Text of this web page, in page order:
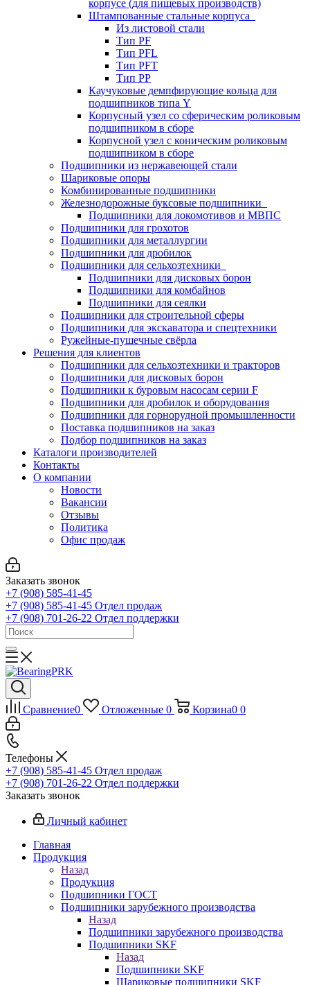
корпусе (для пищевых производств)
Штампованные стальные корпуса
Из листовой стали
Тип PF
Тип PFL
Тип PFT
Тип PP
Каучуковые демпфирующие кольца для
подшипников типа Y
Корпусный узел со сферическим роликовым
подшипником в сборе
Корпусной узел с коническим роликовым
подшипником в сборе
Подшипники из нержавеющей стали
Шариковые опоры
Комбинированные подшипники
Железнодорожные буксовые подшипники
Подшипники для локомотивов и МВПС
Подшипники для грохотов
Подшипники для металлургии
Подшипники для дробилок
Подшипники для сельхозтехники
Подшипники для дисковых борон
Подшипники для комбайнов
Подшипники для сеялки
Подшипники для строительной сферы
Подшипники для экскаватора и спецтехники
Ружейные-пушечные свёрла
Решения для клиентов
Подшипники для сельхозтехники и тракторов
Подшипники для дисковых борон
Подшипники к буровым насосам серии F
Подшипники для дробилок и оборудования
Подшипники для горнорудной промышленности
Поставка подшипников на заказ
Подбор подшипников на заказ
Каталоги производителей
Контакты
О компании
Новости
Вакансии
Отзывы
Политика
Офис продаж
Заказать звонок
+7 (908) 585-41-45
+7 (908) 585-41-45 Отдел продаж
+7 (908) 701-26-22 Отдел поддержки
Сравнение0 Отложенные 0 Корзина0 0
Телефоны
+7 (908) 585-41-45 Отдел продаж
+7 (908) 701-26-22 Отдел поддержки
Заказать звонок
Личный кабинет
Главная
Продукция
Назад
Продукция
Подшипники ГОСТ
Подшипники зарубежного производства
Назад
Подшипники зарубежного производства
Подшипники SKF
Назад
Подшипники SKF
Шариковые подшипники SKF